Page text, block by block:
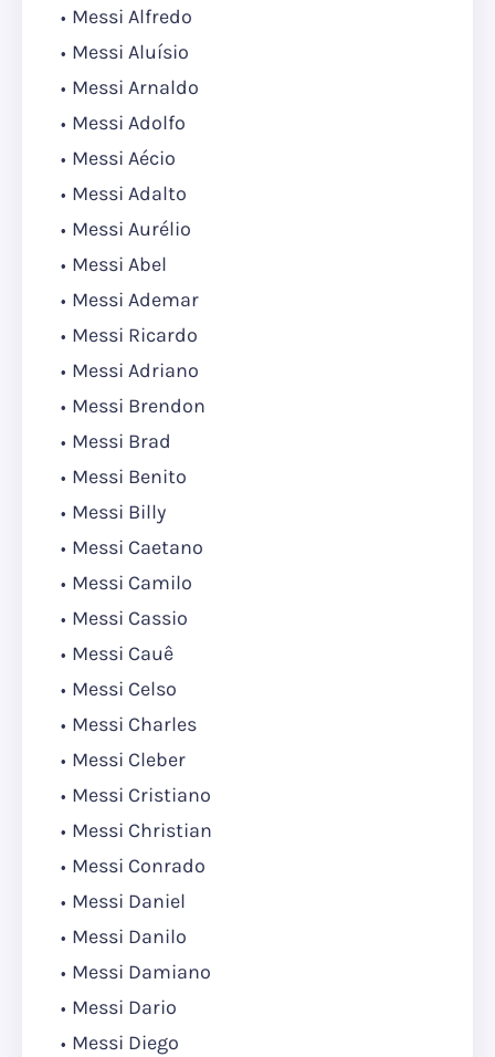
Messi Alfredo
Messi Aluísio
Messi Arnaldo
Messi Adolfo
Messi Aécio
Messi Adalto
Messi Aurélio
Messi Abel
Messi Ademar
Messi Ricardo
Messi Adriano
Messi Brendon
Messi Brad
Messi Benito
Messi Billy
Messi Caetano
Messi Camilo
Messi Cassio
Messi Cauê
Messi Celso
Messi Charles
Messi Cleber
Messi Cristiano
Messi Christian
Messi Conrado
Messi Daniel
Messi Danilo
Messi Damiano
Messi Dario
Messi Diego